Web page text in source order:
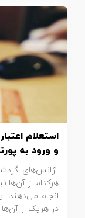
استعلام
و ورود به
آژانس‌های
هرکدام از آن‌ها
انجام می‌دهند.
در هریک از